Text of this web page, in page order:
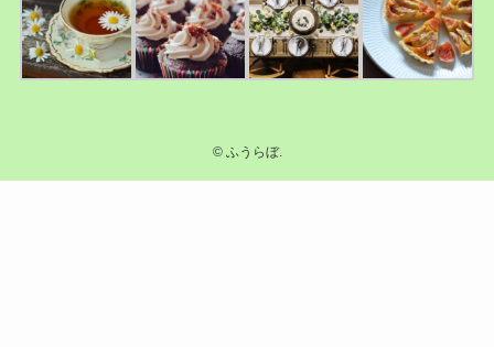
©ふうらぼ.